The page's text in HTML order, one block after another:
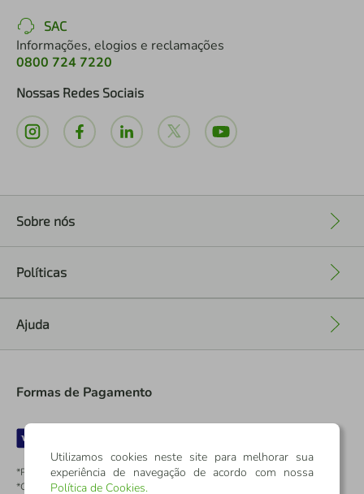
SAC
Informações, elogios e reclamações
0800 724 7220
Nossas Redes Sociais
Sobre nós
Políticas
Ajuda
Formas de Pagamento
*Pontos dos Cartões Sicredi
*Cartões Sicredi
Utilizamos cookies neste site para melhorar sua
experiência de navegação de acordo com nossa
Política de Cookies.